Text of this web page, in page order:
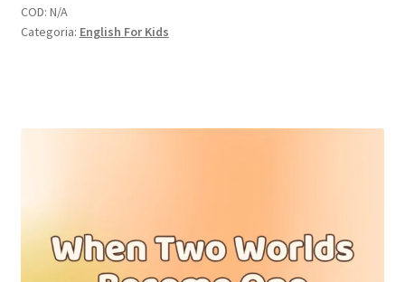
Acconto
50€
COD: N/A
Categoria: English For Kids